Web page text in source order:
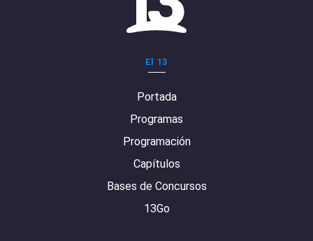
El 13
Portada
Programas
Programación
Capítulos
Bases de Concursos
13Go